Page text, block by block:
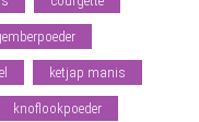
ketjap manis
knoflookpoeder